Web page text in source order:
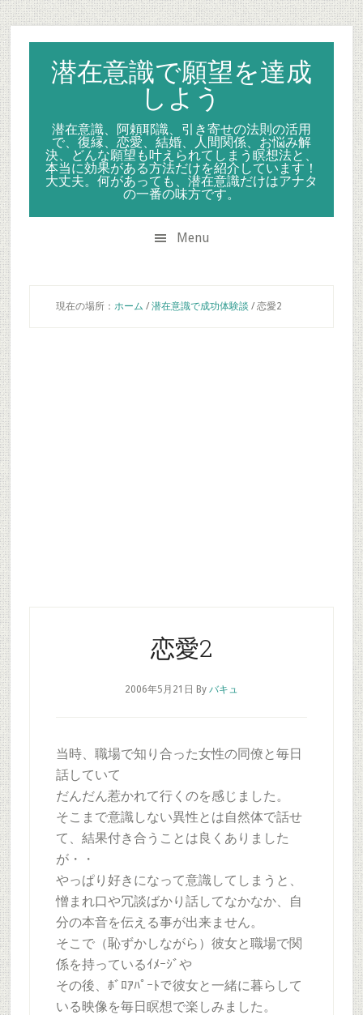
Skip
to
secondary
menu
Skip
to
main
content
Skip
to
primary
sidebar
潜在意識で願望を達成
しよう
潜在意識、阿頼耶識、引き寄せの法則の活用
で、復縁、恋愛、結婚、人間関係、お悩み解
決、どんな願望も叶えられてしまう瞑想法と、
本当に効果がある方法だけを紹介しています！
大丈夫。何があっても、潜在意識だけはアナタ
の一番の味方です。
Menu
現在の場所： ホーム / 潜在意識で成功体験談 /恋愛2
恋愛2
2006年5月21日 By バキュ
当時、職場で知り合った女性の同僚と毎日
話していて
だんだん惹かれて行くのを感じました。
そこまで意識しない異性とは自然体で話せ
て、結果付き合うことは良くありました
が・・
やっぱり好きになって意識してしまうと、
憎まれ口や冗談ばかり話してなかなか、自
分の本音を伝える事が出来ません。
そこで（恥ずかしながら）彼女と職場で関
係を持っているｲﾒｰｼﾞや
その後、ﾎﾞﾛｱﾊﾟｰﾄで彼女と一緒に暮らして
いる映像を毎日瞑想で楽しみました。